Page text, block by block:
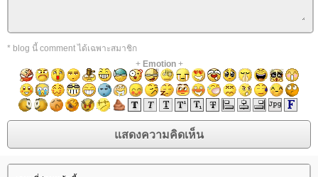
* blog นี้ comment ได้เฉพาะสมาชิก
+ Emotion+